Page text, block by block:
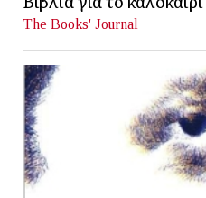
The Books' Journal